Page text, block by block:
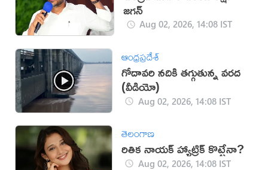
జగన్
Aug 02, 2026, 14:08 IST
ఆంధ్రప్రదేశ్
గోదావరి నదికి తగ్గుతున్న వరద
(వీడియో)
Aug 02, 2026, 14:08 IST
తెలంగాణ
రితిక నాయక్ హ్యాట్రిక్ కొట్టేనా?
Aug 02, 2026, 14:08 IST